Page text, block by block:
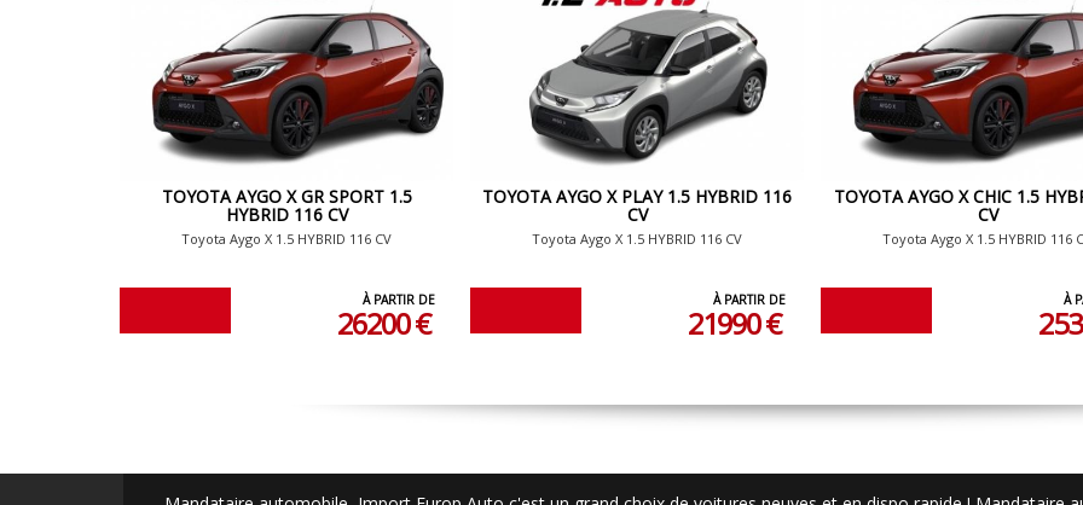
TOYOTA AYGO X GR SPORT 1.5
HYBRID 116 CV
Toyota Aygo X 1.5 HYBRID 116 CV
À PARTIR DE
26200 €
TOYOTA AYGO X PLAY 1.5 HYBRID 116
CV
Toyota Aygo X 1.5 HYBRID 116 CV
À PARTIR DE
21990 €
TOYOTA AYGO X CHIC 1.5
CV
Toyota Aygo X 1.5 HYBRID 116
À